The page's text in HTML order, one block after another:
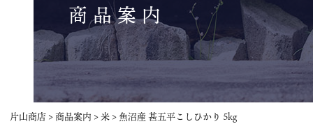
商品案内
片山商店 > 商品案内 >米 > 魚沼産 甚五平こしひかり 5kg